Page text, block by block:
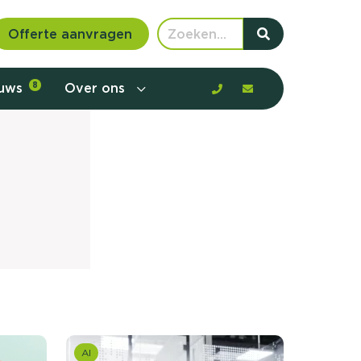
Offerte aanvragen
communicatie en aanbod door de
8 Over ons
AI